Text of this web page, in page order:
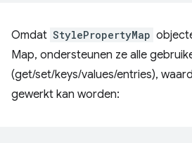
Omdat StylePropertyMap
Map, ondersteunen ze alle
(get/set/keys/values/entries),
gewerkt kan worden: